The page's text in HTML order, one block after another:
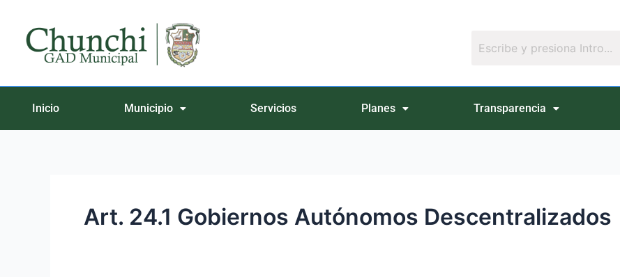
contenido
Inicio Municipio Servicios Planes Transparencia
Art. 24.1 Gobiernos Autónomos Descentralizados